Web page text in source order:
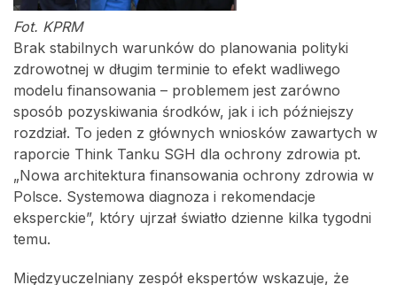
Fot. KPRM
Brak stabilnych warunków do planowania polityki
zdrowotnej w długim terminie to efekt wadliwego
modelu finansowania – problemem jest zarówno
sposób pozyskiwania środków, jak i ich późniejszy
rozdział. To jeden z głównych wniosków zawartych w
raporcie Think Tanku SGH dla ochrony zdrowia pt.
„Nowa architektura finansowania ochrony zdrowia w
Polsce. Systemowa diagnoza i rekomendacje
eksperckie”, który ujrzał światło dzienne kilka tygodni
temu.
Międzyuczelniany zespół ekspertów wskazuje, że